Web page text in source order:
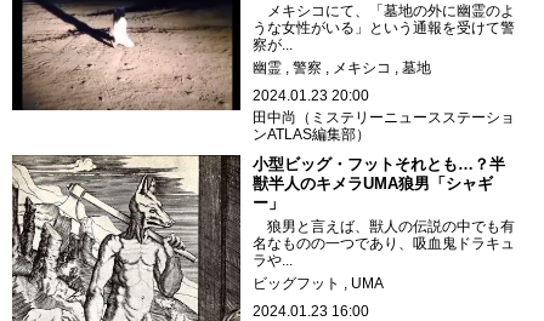
メキシコにて、「墓地の外に幽霊のよ
うな女性がいる」という通報を受けて警
察が...
幽霊
警察 メキシコ
墓地
2024.01.23 20:00
田中尚（ミステリーニュースステーショ
ンATLAS編集部）
小型ビッグ・フットそれとも…？半
獣半人のキメラUMA狼男「シャギ
ー」
狼男と言えば、獣人の伝説の中でも有
名なものの一つであり、吸血鬼ドラキュ
ラや...
ビッグフット
UMA
2024.01.23 16:00